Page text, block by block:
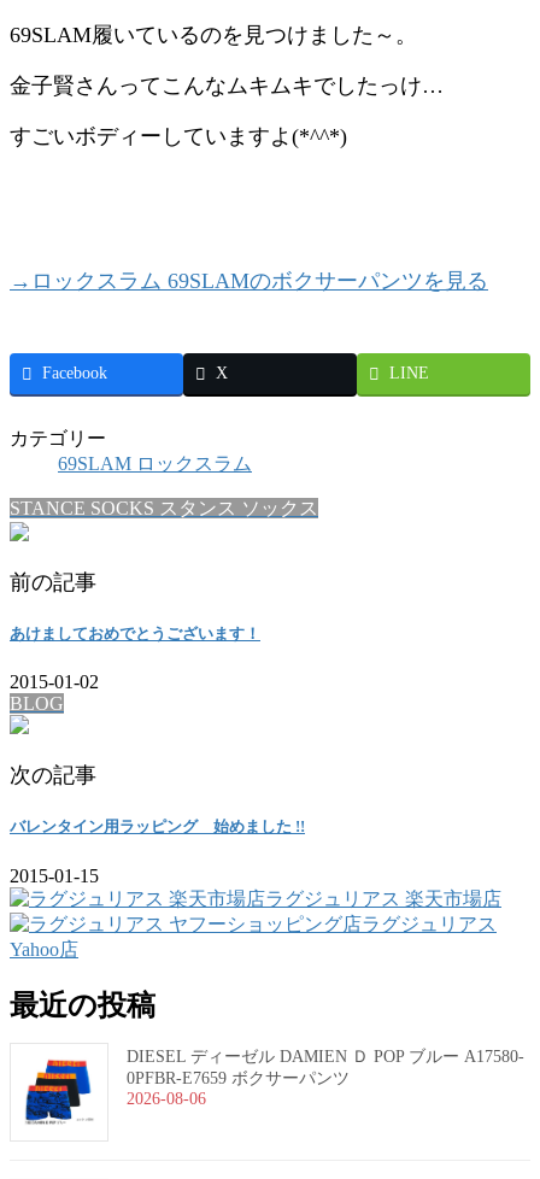
69SLAM履いているのを見つけました～。
金子賢さんってこんなムキムキでしたっけ…
すごいボディーしていますよ(*^^*)
→ロックスラム 69SLAMのボクサーパンツを見る
Facebook X LINE
カテゴリー
69SLAM ロックスラム
STANCE SOCKS スタンス ソックス
前の記事
あけましておめでとうございます！
2015-01-02
BLOG
次の記事
バレンタイン用ラッピング 始めました !!
2015-01-15
ラグジュリアス 楽天市場店
ラグジュリアス
Yahoo店
最近の投稿
DIESEL ディーゼル DAMIEN Ｄ POP ブルー A17580-
0PFBR-E7659 ボクサーパンツ
2026-08-06